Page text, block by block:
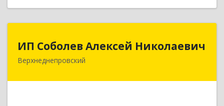
ИП Соболев Алексей Николаевич
Верхнеднепровский
ИП Соболев Алексей Николаевич